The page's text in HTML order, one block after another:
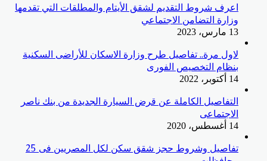
اعرف شروط التقديم لشقق الأيتام والمطلقات التي تقدمها
وزارة التضامن الاجتماعي
13 مارس، 2023
لاول مرة.. تفاصيل طرح وزارة الاسكان للأراضى السكنية
بنظام التخصيص الفورى
14 أكتوبر، 2022
التفاصيل الكاملة عن قرض السيارة الجديدة من بنك ناصر
الاجتماعى
14 أغسطس، 2020
تفاصيل وشروط حجز شقق سكن لكل المصريين فى 25